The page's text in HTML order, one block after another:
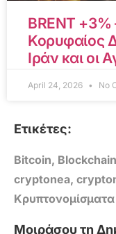
BRENT +3%
Κορυφαίος
Ιράν και οι
April 24, 2026 No
Ετικέτες:
Bitcoin, Blockchain
cryptonea,
Κρυπτονομίσματα
Μοιράσου τη